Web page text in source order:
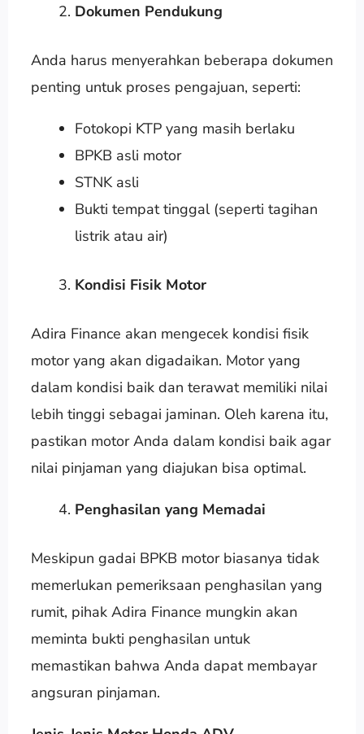
Dokumen Pendukung
Anda harus menyerahkan beberapa dokumen
penting untuk proses pengajuan, seperti:
Fotokopi KTP yang masih berlaku
BPKB asli motor
STNK asli
Bukti tempat tinggal (seperti tagihan
listrik atau air)
Kondisi Fisik Motor
Adira Finance akan mengecek kondisi fisik
motor yang akan digadaikan. Motor yang
dalam kondisi baik dan terawat memiliki nilai
lebih tinggi sebagai jaminan. Oleh karena itu,
pastikan motor Anda dalam kondisi baik agar
nilai pinjaman yang diajukan bisa optimal.
Penghasilan yang Memadai
Meskipun gadai BPKB motor biasanya tidak
memerlukan pemeriksaan penghasilan yang
rumit, pihak Adira Finance mungkin akan
meminta bukti penghasilan untuk
memastikan bahwa Anda dapat membayar
angsuran pinjaman.